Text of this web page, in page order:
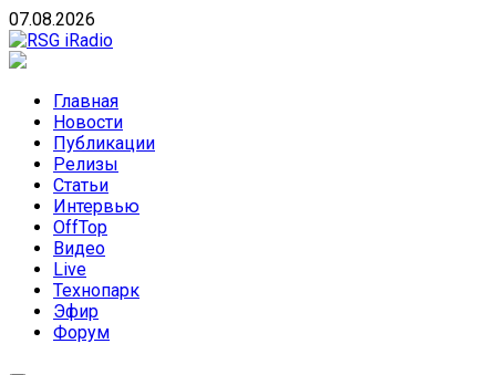
Skip
to
content
07.08.2026
направлений без возрастных ограничений
Главная
Новости
Публикации
Релизы
Статьи
Интервью
OffTop
Видео
Live
Технопарк
Эфир
Форум